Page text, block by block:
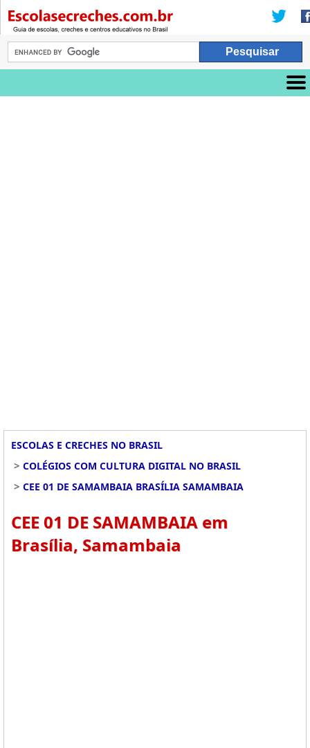
ESCOLAS E CRECHES NO BRASIL
> COLÉGIOS COM CULTURA DIGITAL NO BRASIL
> CEE 01 DE SAMAMBAIA BRASÍLIA SAMAMBAIA
CEE 01 DE SAMAMBAIA em
Brasília, Samambaia